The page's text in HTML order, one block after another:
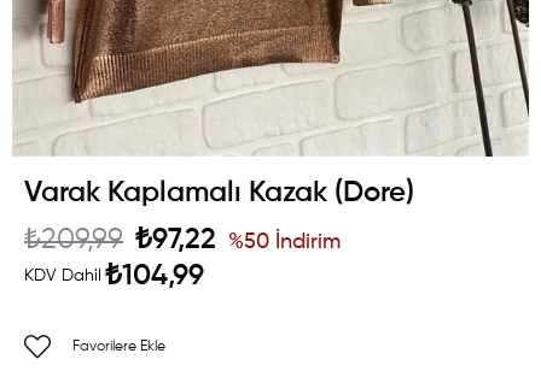
Varak Kaplamalı Kazak (Dore)
₺209,99 ₺97,22
KDV Dahil ₺104,99
%50 İndirim
Favorilere Ekle